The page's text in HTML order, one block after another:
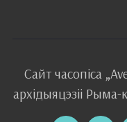
Сайт часопіса
архідыяцэзіі Рыма-